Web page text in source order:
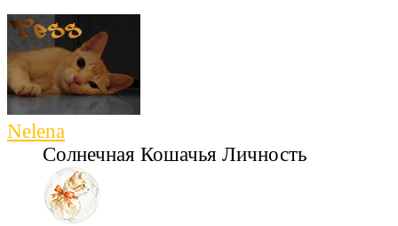
Nelena
Солнечная Кошачья Личность